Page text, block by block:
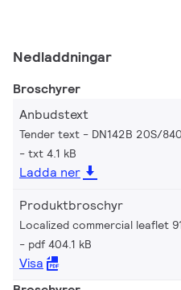
Nedladdningar
Broschyrer
Anbudstext
Tender text - DN142B 20S/
txt 4.1 kB
Ladda ner
Produktbroschyr
Localized commercial leaflet
pdf 404.1 kB
Visa